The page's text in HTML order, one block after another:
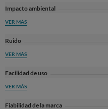
Impacto ambiental
VER MÁS
Ruido
VER MÁS
Facilidad de uso
VER MÁS
Fiabilidad de la marca